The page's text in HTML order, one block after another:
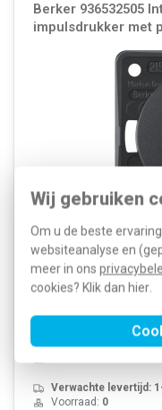
Wij gebruiken
Om u de beste
websiteanalyse en
meer in ons
cookies? Klik dan hier.
Berker 936532505
impulsdrukker met
Hager Berker
pijlsymbolen en
kanten. Serie Integro
caravans en boten.
SKU:936532505
Verwachte levertijd:
Voorraad: 0